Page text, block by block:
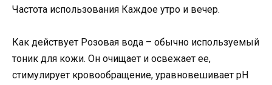
Частота использования Каждое утро и вечер.
Как действует Розовая вода – обычно используемый
тоник для кожи. Он очищает и освежает ее,
стимулирует кровообращение, уравновешивает pH